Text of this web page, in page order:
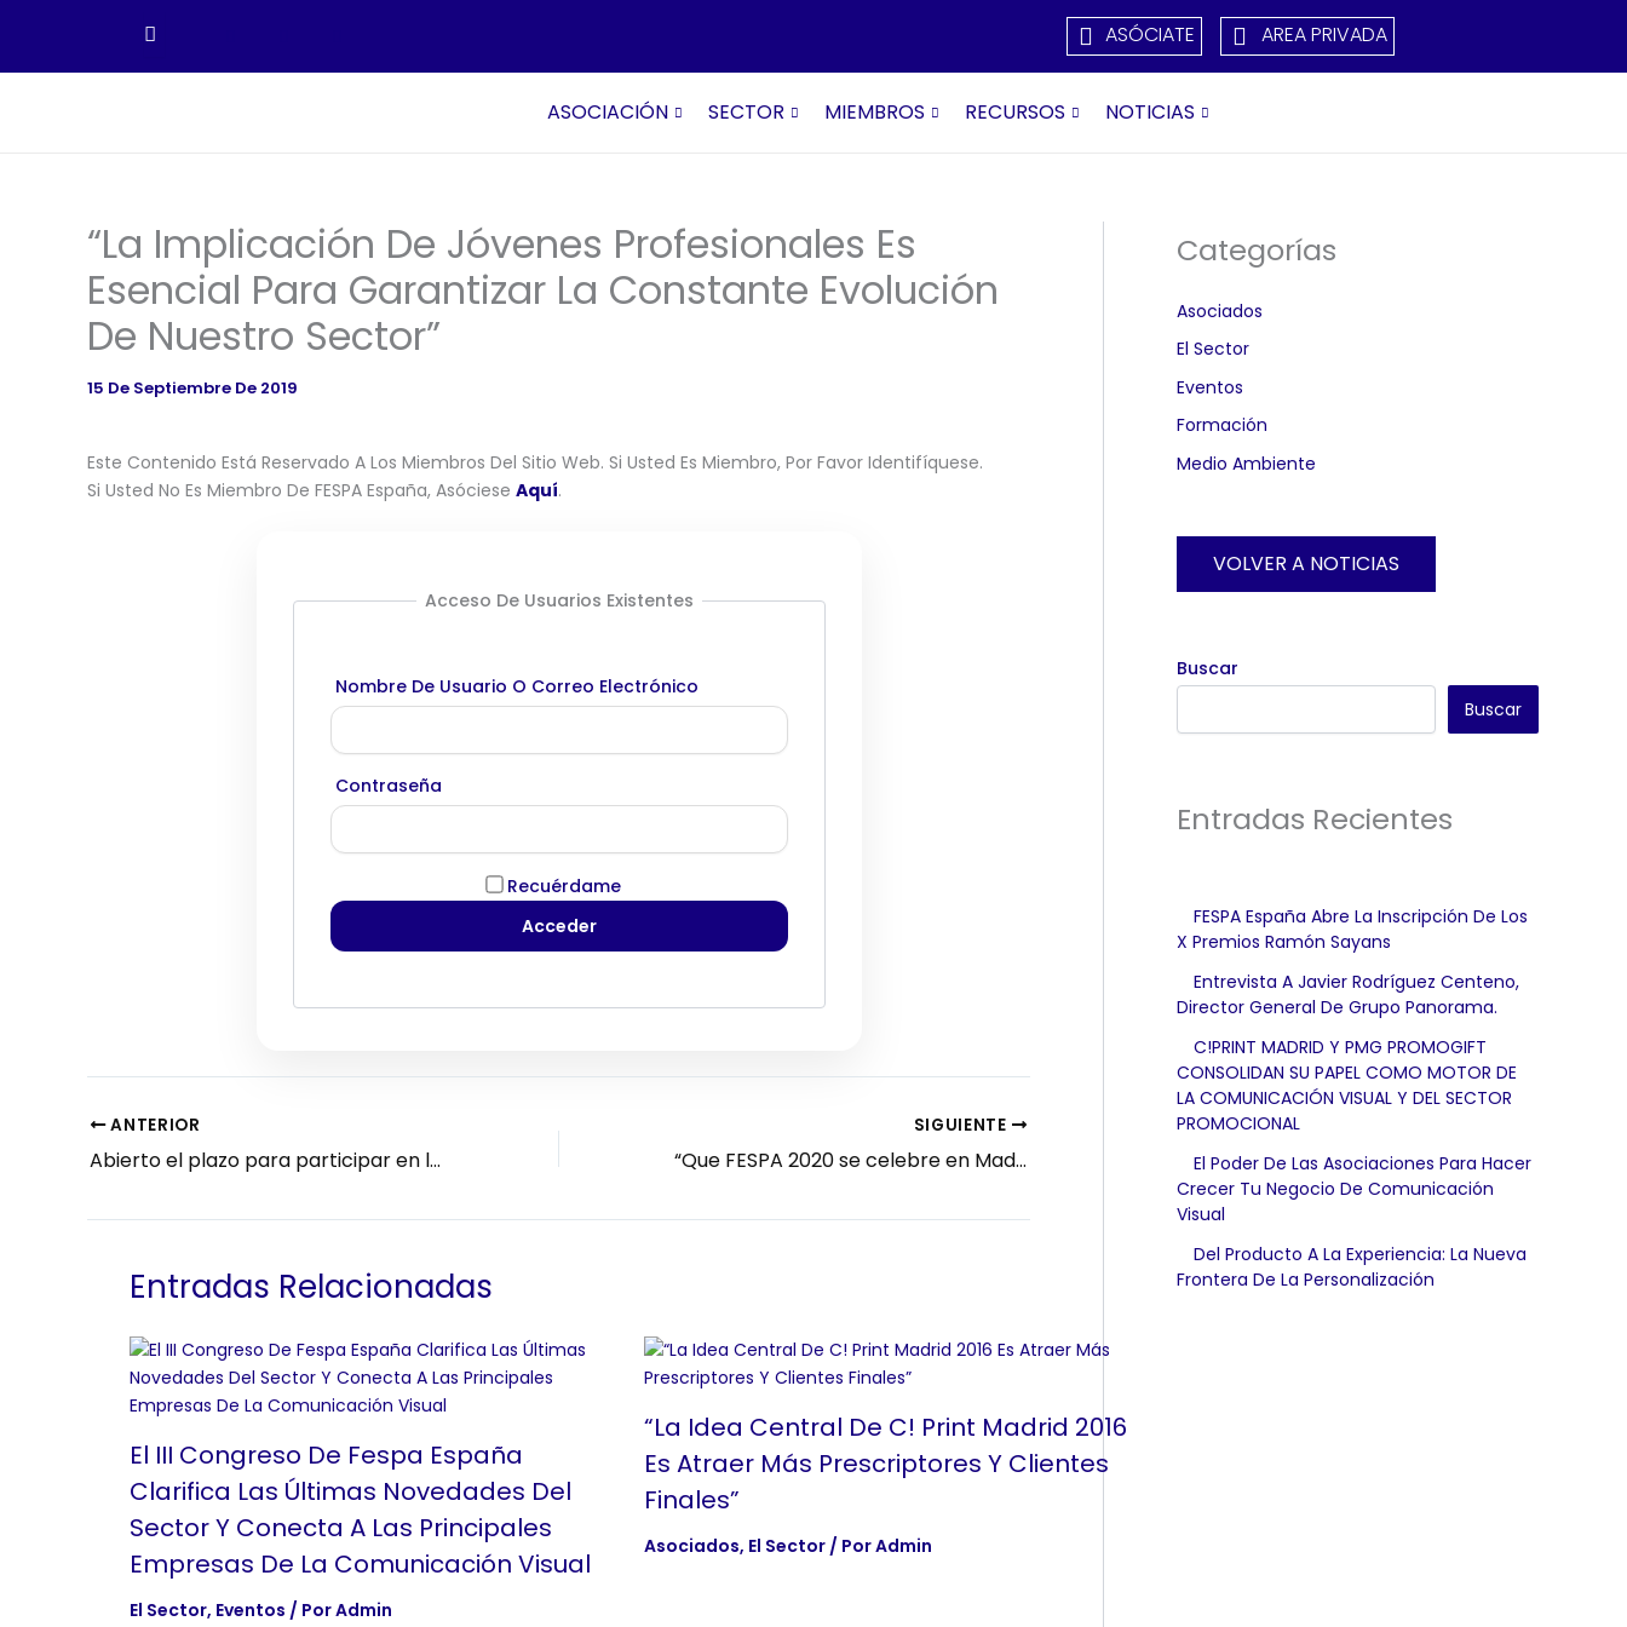
Contenido
ASÓCIATE AREA PRIVADA
ASOCIACIÓN SECTOR MIEMBROS RECURSOS NOTICIAS
“La Implicación De Jóvenes Profesionales Es
Esencial Para Garantizar La Constante Evolución
De Nuestro Sector”
15 De Septiembre De 2019
Este Contenido Está Reservado A Los Miembros Del Sitio Web. Si Usted Es Miembro, Por Favor Identifíquese.
Si Usted No Es Miembro De FESPA España, Asóciese Aquí.
Acceso De Usuarios Existentes
Nombre De Usuario O Correo Electrónico
Contraseña
Recuérdame
ANTERIOR
Abierto el plazo para participar en la V edición de los Premios Ramón Sayans
SIGUIENTE
“Que FESPA 2020 se celebre en Madrid es un éxito importante”
Entradas Relacionadas
El III Congreso De Fespa España
Clarifica Las Últimas Novedades Del
Sector Y Conecta A Las Principales
Empresas De La Comunicación Visual
El Sector, Eventos / PorAdmin
“La Idea Central De C! Print Madrid 2016
Es Atraer Más Prescriptores Y Clientes
Finales”
Asociados, El Sector / PorAdmin
Categorías
Asociados
El Sector
Eventos
Formación
Medio Ambiente
VOLVER A NOTICIAS
Buscar
Buscar
Entradas Recientes
FESPA España Abre La Inscripción De Los
X Premios Ramón Sayans
Entrevista A Javier Rodríguez Centeno,
Director General De Grupo Panorama.
C!PRINT MADRID Y PMG PROMOGIFT
CONSOLIDAN SU PAPEL COMO MOTOR DE
LA COMUNICACIÓN VISUAL Y DEL SECTOR
PROMOCIONAL
El Poder De Las Asociaciones Para Hacer
Crecer Tu Negocio De Comunicación
Visual
Del Producto A La Experiencia: La Nueva
Frontera De La Personalización